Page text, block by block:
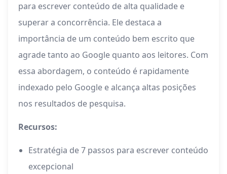
para escrever conteúdo de alta qualidade e
superar a concorrência. Ele destaca a
importância de um conteúdo bem escrito que
agrade tanto ao Google quanto aos leitores. Com
essa abordagem, o conteúdo é rapidamente
indexado pelo Google e alcança altas posições
nos resultados de pesquisa.
Recursos:
Estratégia de 7 passos para escrever conteúdo
excepcional